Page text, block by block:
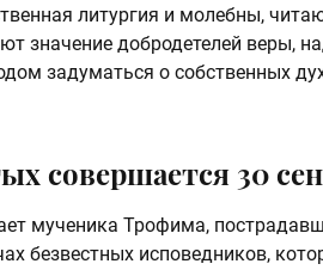
литургия и молебны,
значение добродетелей веры,
задуматься о собственных
совершается 30
мученика Трофима,
безвестных исповедников,